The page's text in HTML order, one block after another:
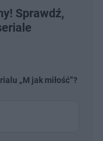
Sprawdź,
„M jak miłość”?